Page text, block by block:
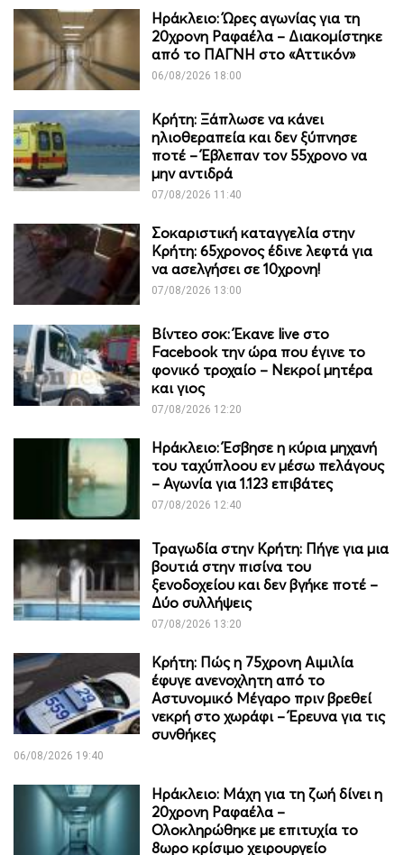
Ηράκλειο: Ώρες αγωνίας για τη
20χρονη Ραφαέλα – Διακομίστηκε
από το ΠΑΓΝΗ στο «Αττικόν»
06/08/2026 18:00
Κρήτη: Ξάπλωσε να κάνει
ηλιοθεραπεία και δεν ξύπνησε
ποτέ – Έβλεπαν τον 55χρονο να
μην αντιδρά
07/08/2026 11:40
Σοκαριστική καταγγελία στην
Κρήτη: 65χρονος έδινε λεφτά για
να ασελγήσει σε 10χρονη!
07/08/2026 13:00
Βίντεο σοκ: Έκανε live στο
Facebook την ώρα που έγινε το
φονικό τροχαίο – Νεκροί μητέρα
και γιος
07/08/2026 12:20
Ηράκλειο: Έσβησε η κύρια μηχανή
του ταχύπλοου εν μέσω πελάγους
– Αγωνία για 1.123 επιβάτες
07/08/2026 12:40
Τραγωδία στην Κρήτη: Πήγε για μια
βουτιά στην πισίνα του
ξενοδοχείου και δεν βγήκε ποτέ –
Δύο συλλήψεις
07/08/2026 13:20
Κρήτη: Πώς η 75χρονη Αιμιλία
έφυγε ανενοχλητη από το
Αστυνομικό Μέγαρο πριν βρεθεί
νεκρή στο χωράφι – Έρευνα για τις
συνθήκες
06/08/2026 19:40
Ηράκλειο: Μάχη για τη ζωή δίνει η
20χρονη Ραφαέλα –
Ολοκληρώθηκε με επιτυχία το
8ωρο κρίσιμο χειρουργείο